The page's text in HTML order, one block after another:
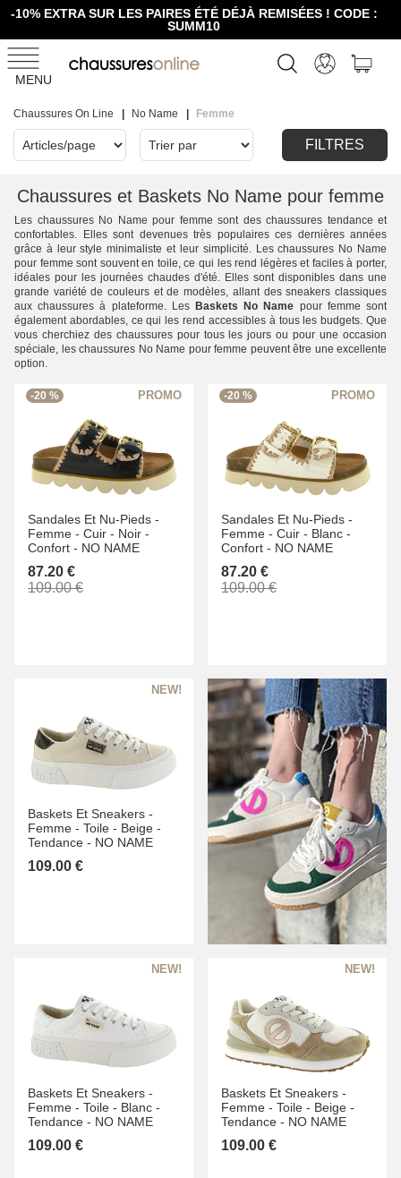
-10% EXTRA SUR LES PAIRES ÉTÉ DÉJÀ REMISÉES ! CODE :
SUMM10
MENU
Chaussures On Line No Name Femme
FILTRES
Chaussures et Baskets No Name pour femme
Les chaussures No Name pour femme sont des chaussures tendance et
confortables. Elles sont devenues très populaires ces dernières années
grâce à leur style minimaliste et leur simplicité. Les chaussures No Name
pour femme sont souvent en toile, ce qui les rend légères et faciles à porter,
idéales pour les journées chaudes d'été. Elles sont disponibles dans une
grande variété de couleurs et de modèles, allant des sneakers classiques
aux chaussures à plateforme. Les Baskets No Name pour femme sont
également abordables, ce qui les rend accessibles à tous les budgets. Que
vous cherchiez des chaussures pour tous les jours ou pour une occasion
spéciale, les chaussures No Name pour femme peuvent être une excellente
option.
-20 %
Sandales Et Nu-Pieds -
Femme - Cuir - Noir -
Confort - NO NAME
87.20 €
109.00 €
-20 %
Sandales Et Nu-Pieds -
Femme - Cuir - Blanc -
Confort - NO NAME
87.20 €
109.00 €
Baskets Et Sneakers -
Femme - Toile - Beige -
Tendance - NO NAME
109.00 €
Baskets Et Sneakers -
Femme - Toile - Blanc -
Tendance - NO NAME
109.00 €
Baskets Et Sneakers -
Femme - Toile - Beige -
Tendance - NO NAME
109.00 €